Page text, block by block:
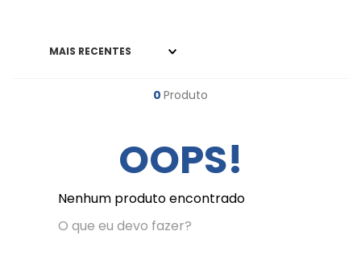
MAIS RECENTES
0 Produto
OOPS!
Nenhum produto encontrado
O que eu devo fazer?